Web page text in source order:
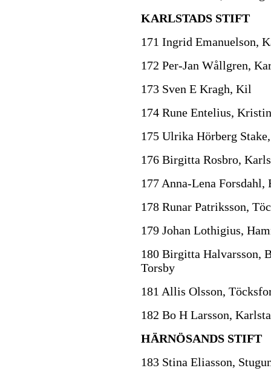
KARLSTADS STIFT
171 Ingrid Emanuelson,
172 Per-Jan Wållgren,
173 Sven E Kragh, Kil
174 Rune Entelius,
175 Ulrika Hörberg
176 Birgitta Rosbro,
177 Anna-Lena Forsdahl,
178 Runar Patriksson,
179 Johan Lothigius,
180 Birgitta Halvarsson,
Torsby
181 Allis Olsson,
182 Bo H Larsson,
HÄRNÖSANDS STIFT
183 Stina Eliasson,